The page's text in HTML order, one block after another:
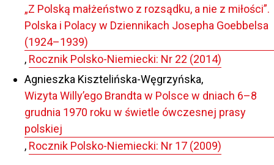
„Z Polską małżeństwo z rozsądku, a nie z miłości”.
Polska i Polacy w Dziennikach Josepha Goebbelsa
(1924–1939)
, Rocznik Polsko-Niemiecki: Nr 22 (2014)
Agnieszka Kisztelińska-Węgrzyńska,
Wizyta Willy’ego Brandta w Polsce w dniach 6–8
grudnia 1970 roku w świetle ówczesnej prasy
polskiej
, Rocznik Polsko-Niemiecki: Nr 17 (2009)